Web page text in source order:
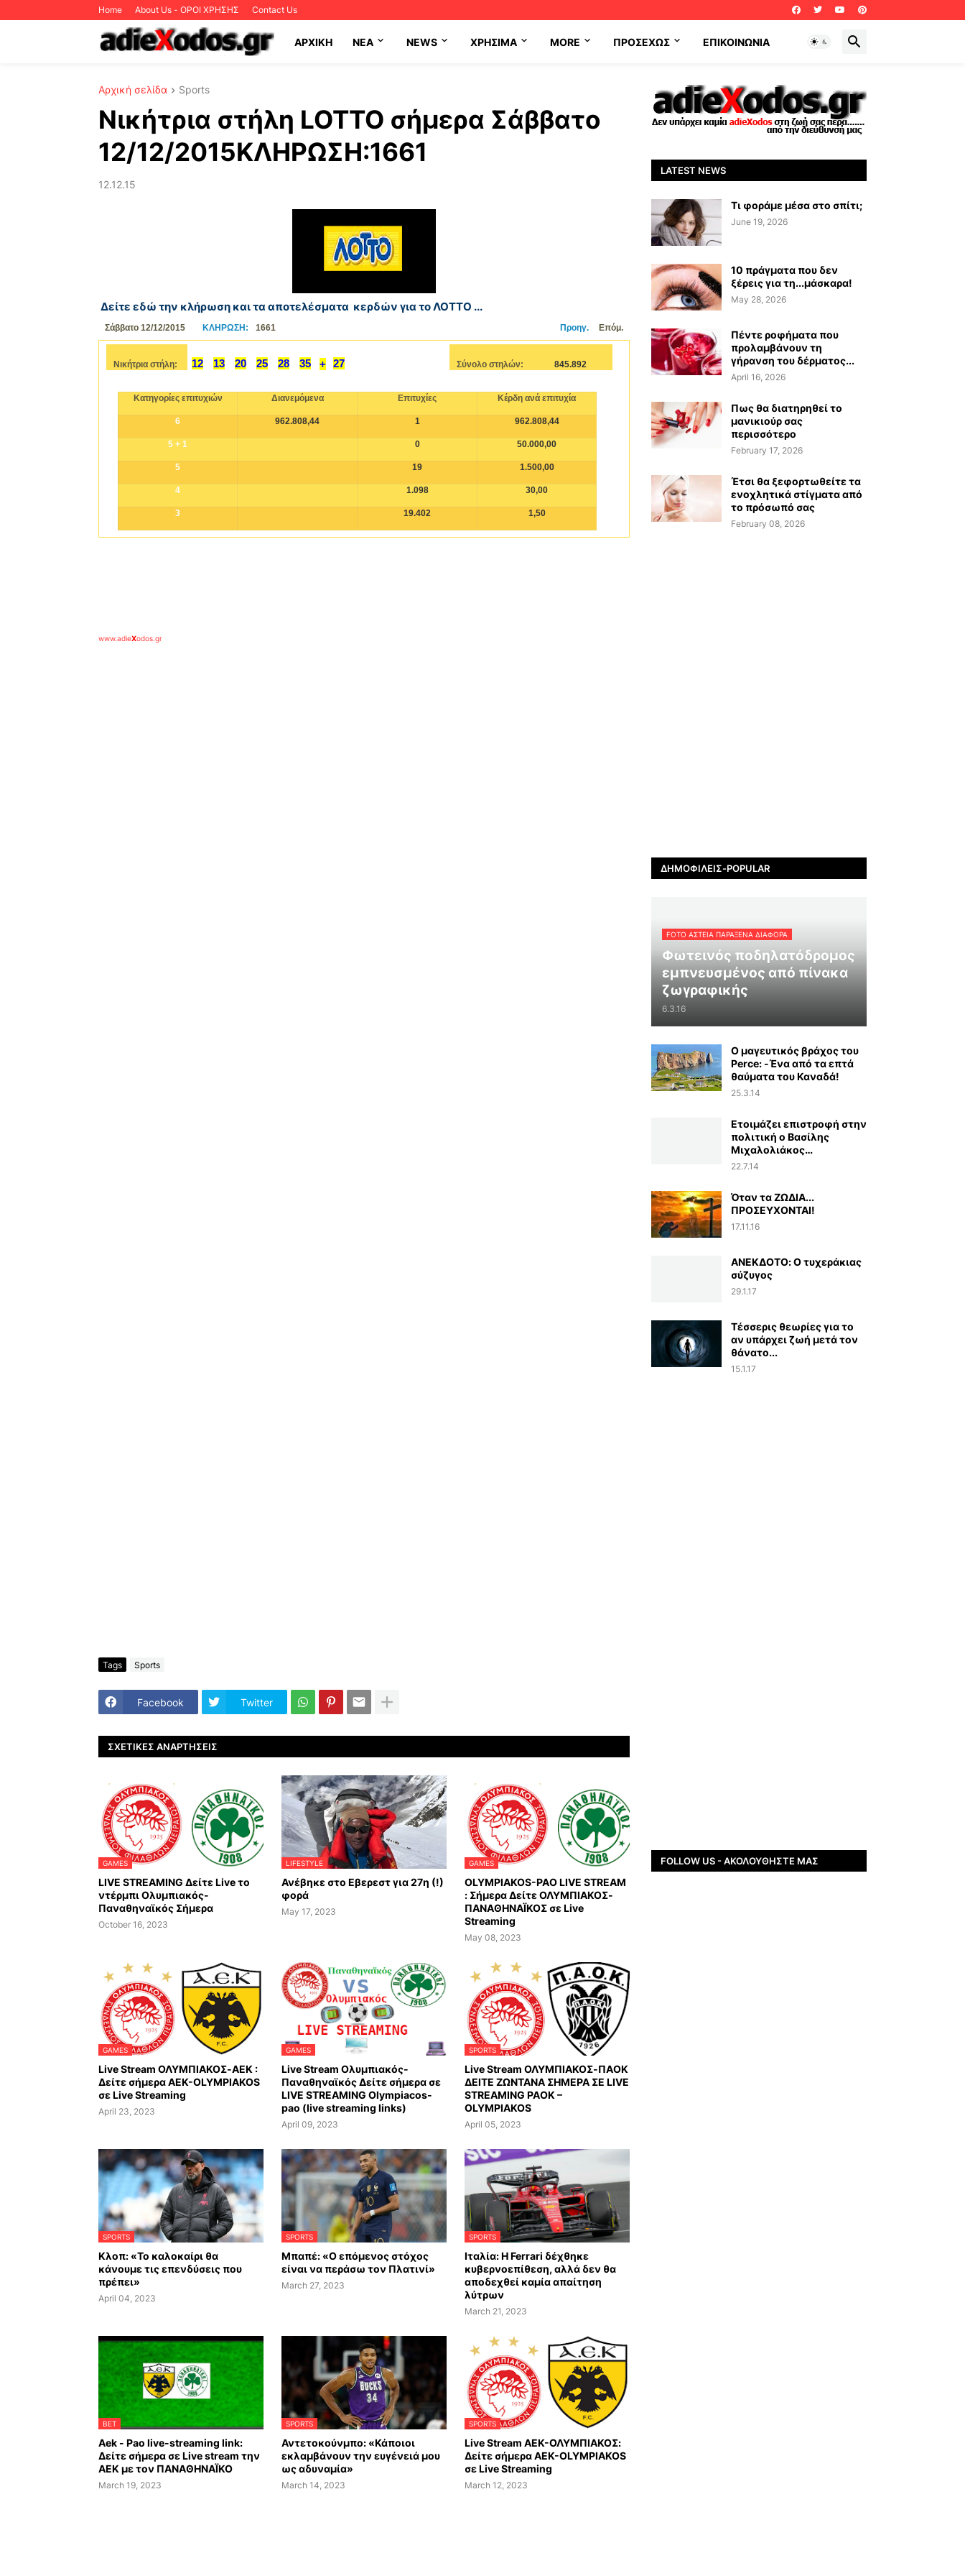
Home About Us - ΟΡΟΙ ΧΡΗΣΗΣ Contact Us
ΑΡΧΙΚΗ NEA NEWS ΧΡΉΣΙΜΑ MORE ΠΡΟΣΕΧΩΣ ΕΠΙΚΟΙΝΩΝΊΑ
Αρχική σελίδα Sports
Νικήτρια στήλη LOTTO σήμερα Σάββατο
12/12/2015ΚΛΗΡΩΣΗ:1661
12.12.15
Δείτε εδώ την κλήρωση και τα αποτελέσματα κερδών για το ΛΟΤΤΟ ...
Σάββατο 12/12/2015 ΚΛΗΡΩΣΗ: 1661 Προηγ. Επόμ.
Νικήτρια στήλη: 12 13 20 25 28 35 + 27 Σύνολο στηλών: 845.892
Κατηγορίες επιτυχιών Διανεμόμενα Επιτυχίες Κέρδη ανά επιτυχία
6 962.808,44 1 962.808,44
5 + 1 0 50.000,00
5 19 1.500,00
4 1.098 30,00
3 19.402 1,50
www.adieXodos.gr
Tags Sports
Facebook Twitter
ΣΧΕΤΙΚΈΣ ΑΝΑΡΤΉΣΕΙΣ
GAMES
LIVE STREAMING Δείτε Live το
ντέρμπι Ολυμπιακός-
Παναθηναϊκός Σήμερα
October 16, 2023
LIFESTYLE
Ανέβηκε στο Εβερεστ για 27η (!)
φορά
May 17, 2023
GAMES
OLYMPIAKOS-PAO LIVE STREAM
: Σήμερα Δείτε ΟΛΥΜΠΙΑΚΟΣ-
ΠΑΝΑΘΗΝΑΪΚΟΣ σε Live
Streaming
May 08, 2023
GAMES
Live Stream ΟΛΥΜΠΙΑΚΟΣ-AEK :
Δείτε σήμερα AEK-OLYMPIAKOS
σε Live Streaming
April 23, 2023
GAMES
Live Stream Ολυμπιακός-
Παναθηναϊκός Δείτε σήμερα σε
LIVE STREAMING Olympiacos-
pao (live streaming links)
April 09, 2023
SPORTS
Live Stream ΟΛΥΜΠΙΑΚΟΣ-ΠΑΟΚ
ΔΕΙΤΕ ΖΩΝΤΑΝΑ ΣΗΜΕΡΑ ΣΕ LIVE
STREAMING PAOK –
OLYMPIAKOS
April 05, 2023
SPORTS
Κλοπ: «Το καλοκαίρι θα
κάνουμε τις επενδύσεις που
πρέπει»
April 04, 2023
SPORTS
Μπαπέ: «Ο επόμενος στόχος
είναι να περάσω τον Πλατινί»
March 27, 2023
SPORTS
Ιταλία: Η Ferrari δέχθηκε
κυβερνοεπίθεση, αλλά δεν θα
αποδεχθεί καμία απαίτηση
λύτρων
March 21, 2023
BET
Aek - Pao live-streaming link:
Δείτε σήμερα σε Live stream την
ΑΕΚ με τον ΠΑΝΑΘΗΝΑΪΚΟ
March 19, 2023
SPORTS
Αντετοκούνμπο: «Κάποιοι
εκλαμβάνουν την ευγένειά μου
ως αδυναμία»
March 14, 2023
SPORTS
Live Stream AEK-ΟΛΥΜΠΙΑΚΟΣ:
Δείτε σήμερα AEK-OLYMPIAKOS
σε Live Streaming
March 12, 2023
LATEST NEWS
Τι φοράμε μέσα στο σπίτι;
June 19, 2026
10 πράγματα που δεν
ξέρεις για τη...μάσκαρα!
May 28, 2026
Πέντε ροφήματα που
προλαμβάνουν τη
γήρανση του δέρματος...
April 16, 2026
Πως θα διατηρηθεί το
μανικιούρ σας
περισσότερο
February 17, 2026
Έτσι θα ξεφορτωθείτε τα
ενοχλητικά στίγματα από
το πρόσωπό σας
February 08, 2026
ΔΗΜΟΦΙΛΕΊΣ-POPULAR
FOTO ΑΣΤΕΙΑ ΠΑΡΑΞΕΝΑ ΔΙΑΦΟΡΑ
Φωτεινός ποδηλατόδρομος
εμπνευσμένος από πίνακα
ζωγραφικής
6.3.16
Ο μαγευτικός βράχος του
Perce: -Ένα από τα επτά
θαύματα του Καναδά!
25.3.14
Ετοιμάζει επιστροφή στην
πολιτική ο Βασίλης
Μιχαλολιάκος…
22.7.14
Όταν τα ΖΩΔΙΑ...
ΠΡΟΣΕΥΧΟΝΤΑΙ!
17.11.16
ΑΝΕΚΔΟΤΟ: Ο τυχεράκιας
σύζυγος
29.1.17
Τέσσερις θεωρίες για το
αν υπάρχει ζωή μετά τον
θάνατο...
15.1.17
FOLLOW US - ΑΚΟΛΟΥΘΉΣΤΕ ΜΑΣ